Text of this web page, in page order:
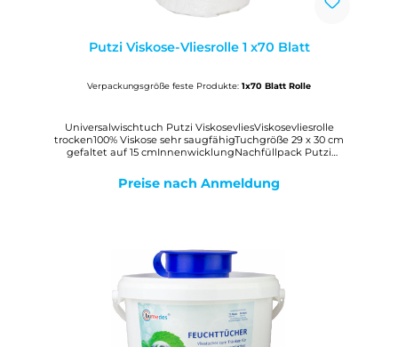
Putzi Viskose-Vliesrolle 1 x70 Blatt
Verpackungsgröße feste Produkte: 1x70 Blatt Rolle
Universalwischtuch Putzi ViskosevliesViskosevliesrolle
trocken100% Viskose sehr saugfähigTuchgröße 29 x 30 cm
gefaltet auf 15 cmInnenwicklungNachfüllpack Putzi
Spendereimer.Die Handhabung der Tücher erfolgt auf
einfache Weise. Sie sind in vielen Bereichen
Reinigungsmitteln getränkt werden.
Preise nach Anmeldung